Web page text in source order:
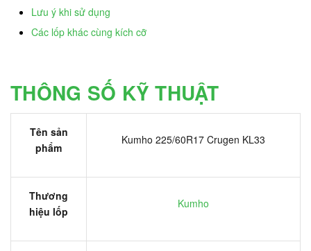
Lưu ý khi sử dụng
Các lốp khác cùng kích cỡ
THÔNG SỐ KỸ THUẬT
Tên sản
phẩm
Kumho 225/60R17 Crugen KL33
Thương
hiệu lốp
Kumho